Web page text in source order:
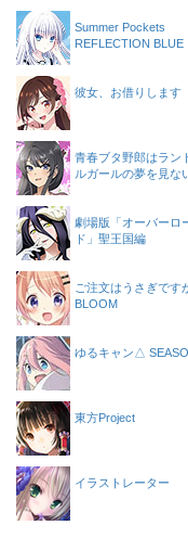
Summer Pockets
REFLECTION BLUE
彼女、お借りします
青春ブタ野郎はラン
ルガールの夢を見な
劇場版「オーバーロ
ド」聖王国編
ご注文はうさぎです
BLOOM
ゆるキャン△
東方Project
イラストレーター